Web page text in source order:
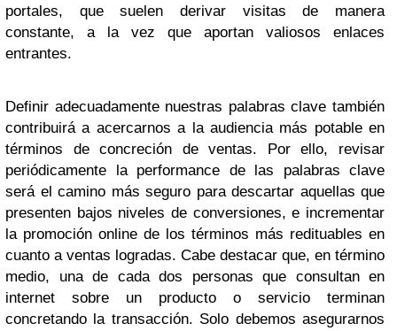
portales, que suelen derivar visitas de manera
constante, a la vez que aportan valiosos enlaces
entrantes.
Definir adecuadamente nuestras palabras clave también
contribuirá a acercarnos a la audiencia más potable en
términos de concreción de ventas. Por ello, revisar
periódicamente la performance de las palabras clave
será el camino más seguro para descartar aquellas que
presenten bajos niveles de conversiones, e incrementar
la promoción online de los términos más redituables en
cuanto a ventas logradas. Cabe destacar que, en término
medio, una de cada dos personas que consultan en
internet sobre un producto o servicio terminan
concretando la transacción. Solo debemos asegurarnos